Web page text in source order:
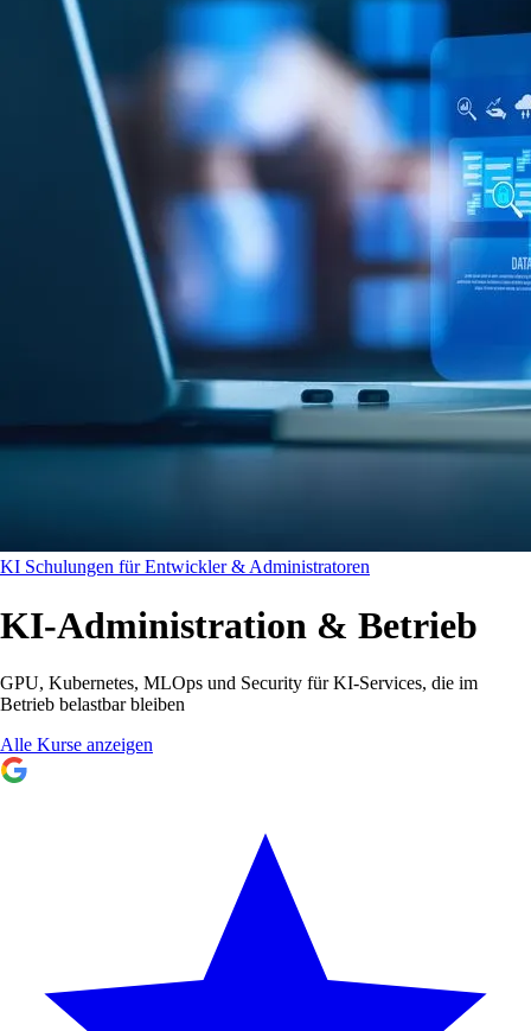
KI Schulungen für Entwickler & Administratoren
KI-Administration & Betrieb
GPU, Kubernetes, MLOps und Security für KI-Services, die im
Betrieb belastbar bleiben
Alle Kurse anzeigen